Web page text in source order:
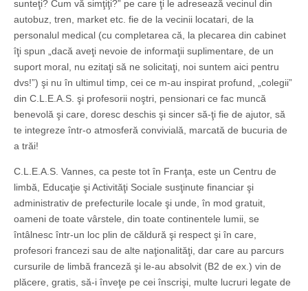
sunteţi? Cum vă simţiţi?” pe care ţi le adresează vecinul din
autobuz, tren, market etc. fie de la vecinii locatari, de la
personalul medical (cu completarea că, la plecarea din cabinet
îţi spun „dacă aveţi nevoie de informaţii suplimentare, de un
suport moral, nu ezitaţi să ne solicitaţi, noi suntem aici pentru
dvs!”) şi nu în ultimul timp, cei ce m-au inspirat profund, „colegii”
din C.L.E.A.S. şi profesorii noştri, pensionari ce fac muncă
benevolă şi care, doresc deschis şi sincer să-ţi fie de ajutor, să
te integreze într-o atmosferă convivială, marcată de bucuria de
a trăi!
C.L.E.A.S. Vannes, ca peste tot în Franţa, este un Centru de
limbă, Educaţie şi Activităţi Sociale susţinute financiar şi
administrativ de prefecturile locale şi unde, în mod gratuit,
oameni de toate vârstele, din toate continentele lumii, se
întâlnesc într-un loc plin de căldură şi respect şi în care,
profesori francezi sau de alte naţionalităţi, dar care au parcurs
cursurile de limbă franceză şi le-au absolvit (B2 de ex.) vin de
plăcere, gratis, să-i înveţe pe cei înscrişi, multe lucruri legate de